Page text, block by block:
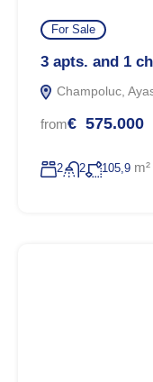
For Sale
3 apts. and 1
Champoluc,
from€ 575.000
2 2 105,9 m²